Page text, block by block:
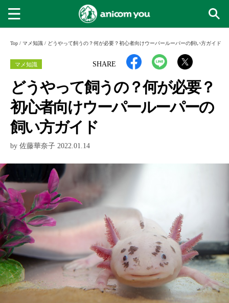
Top / マメ知識 / どうやって飼うの？何が必要？初心者向けウーパールーパーの飼い方ガイド
SHARE
マメ知識
どうやって飼うの？何が必要？
初心者向けウーパールーパーの
飼い方ガイド
by 佐藤華奈子 2022.01.14